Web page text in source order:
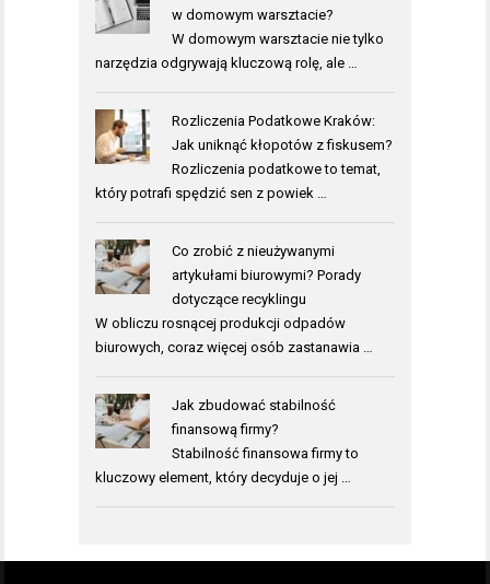
w domowym warsztacie?
W domowym warsztacie nie tylko
narzędzia odgrywają kluczową rolę, ale …
Rozliczenia Podatkowe Kraków:
Jak uniknąć kłopotów z fiskusem?
Rozliczenia podatkowe to temat,
który potrafi spędzić sen z powiek …
Co zrobić z nieużywanymi
artykułami biurowymi? Porady
dotyczące recyklingu
W obliczu rosnącej produkcji odpadów
biurowych, coraz więcej osób zastanawia …
Jak zbudować stabilność
finansową firmy?
Stabilność finansowa firmy to
kluczowy element, który decyduje o jej …